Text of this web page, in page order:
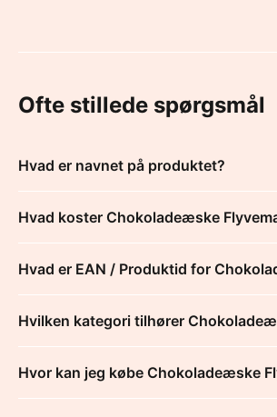
Ofte stillede spørgsmål
Hvad er navnet på produktet?
Hvad koster Chokoladeæske
Hvad er EAN / Produktid for
Hvilken kategori tilhører
Hvor kan jeg købe Chokoladeæske